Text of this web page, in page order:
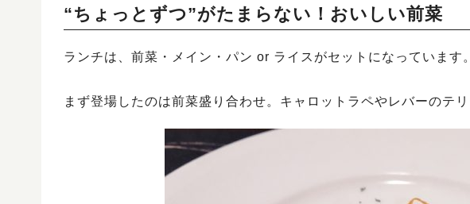
“ちょっとずつ”がたまらない！おいしい前菜
ランチは、前菜・メイン・パン or ライスがセットになっています。
まず登場したのは前菜盛り合わせ。キャロットラペやレバーのテリ